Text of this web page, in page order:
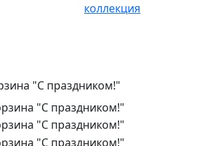
коллекция
"С праздником!"